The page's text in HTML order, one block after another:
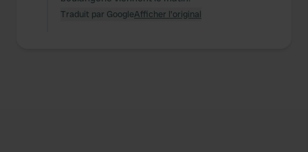
Traduit par GoogleAfficher l'original